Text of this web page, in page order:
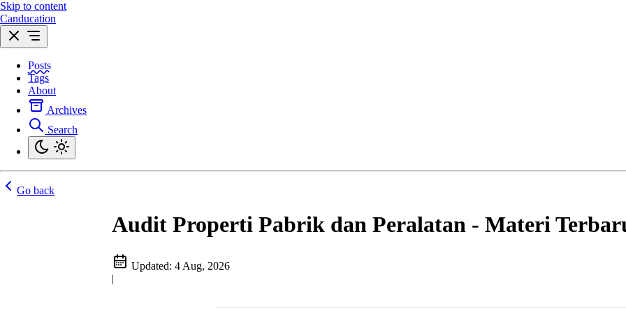
Skip to content
Canducation
Posts
Tags
About
Archives
Search
Go back
Audit Properti Pabrik dan Peralatan - Materi
Updated: 4 Aug, 2026
|